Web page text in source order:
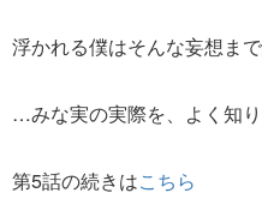
浮かれる僕はそんな妄想ま
…みな実の実際を、よく知り
第5話の続きはこちら